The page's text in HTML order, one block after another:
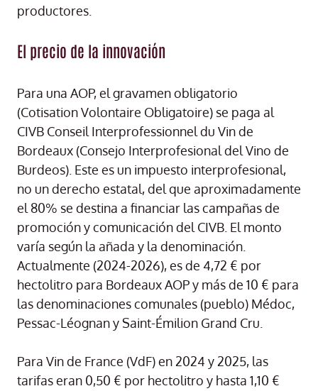
productores.
El precio de la innovación
Para una AOP, el gravamen obligatorio
(Cotisation Volontaire Obligatoire) se paga al
CIVB Conseil Interprofessionnel du Vin de
Bordeaux (Consejo Interprofesional del Vino de
Burdeos). Este es un impuesto interprofesional,
no un derecho estatal, del que aproximadamente
el 80% se destina a financiar las campañas de
promoción y comunicación del CIVB. El monto
varía según la añada y la denominación.
Actualmente (2024-2026), es de 4,72 € por
hectolitro para Bordeaux AOP y más de 10 € para
las denominaciones comunales (pueblo) Médoc,
Pessac-Léognan y Saint-Émilion Grand Cru.
Para Vin de France (VdF) en 2024 y 2025, las
tarifas eran 0,50 € por hectolitro y hasta 1,10 €